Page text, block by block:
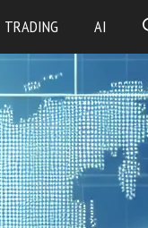
TRADING AI